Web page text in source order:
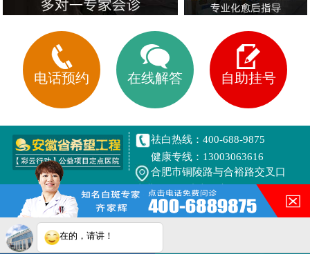
电话预约 在线解答 自助挂号
祛白热线：400-688-9875
健康专线：13003063616
合肥市铜陵路与合裕路交叉口
东北角（天成大厦旁）
网站地图
皖ICP备16014022号-7
皖公网安备 34010202600944号
在的，请讲！
您的白斑在什么部位？